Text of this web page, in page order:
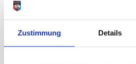
Zustimmung Details